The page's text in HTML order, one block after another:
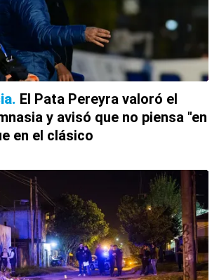
El Pata Pereyra valoró el
y avisó que no piensa "en
en el clásico